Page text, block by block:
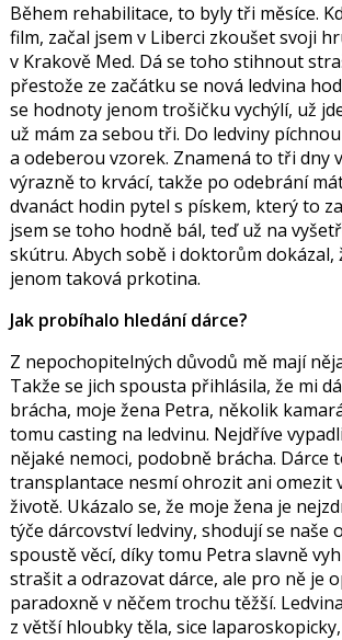
Během rehabilitace, to byly tři měsíce.
film, začal jsem v Liberci zkoušet svoji
v Krakově Med. Dá se toho stihnout
přestože ze začátku se nová ledvina
se hodnoty jenom trošičku vychýlí, už
už mám za sebou tři. Do ledviny
a odeberou vzorek. Znamená to tři dny
výrazně to krvácí, takže po odebrání
dvanáct hodin pytel s pískem, který to
jsem se toho hodně bál, teď už na
skútru. Abych sobě i doktorům dokázal,
jenom taková prkotina.
Jak probíhalo hledání dárce?
Z nepochopitelných důvodů mě mají
Takže se jich spousta přihlásila, že mi
brácha, moje žena Petra, několik
tomu casting na ledvinu. Nejdříve
nějaké nemoci, podobně brácha. Dárce
transplantace nesmí ohrozit ani omezit
životě. Ukázalo se, že moje žena je
týče dárcovství ledviny, shodují se naše
spoustě věcí, díky tomu Petra slavně
strašit a odrazovat dárce, ale pro ně je
paradoxně v něčem trochu těžší.
z větší hloubky těla, sice